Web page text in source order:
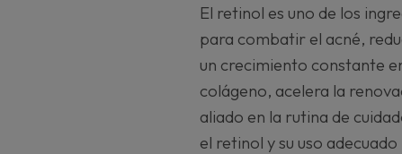
El retinol es uno de los
para combatir el acné,
un crecimiento constante
colágeno, acelera la
aliado en la rutina de
el retinol y su uso